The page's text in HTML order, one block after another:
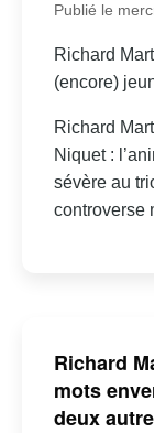
Publié le
Richard
(encore)
Richard
Niquet :
sévère au
controverse
Richard
mots
deux